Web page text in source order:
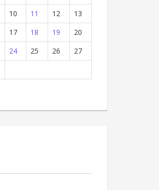
10 11 12
13
17 18 19
20
24 25 26
27